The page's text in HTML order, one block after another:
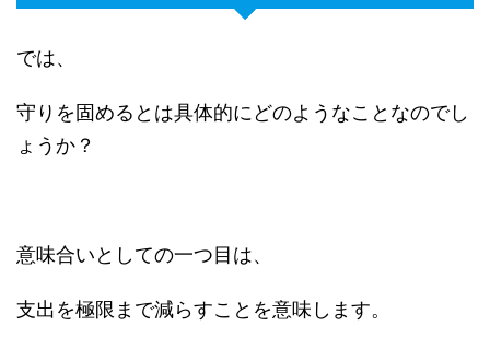
では、
守りを固めるとは具体的にどのようなことなのでし
ょうか？
意味合いとしての一つ目は、
支出を極限まで減らすことを意味します。